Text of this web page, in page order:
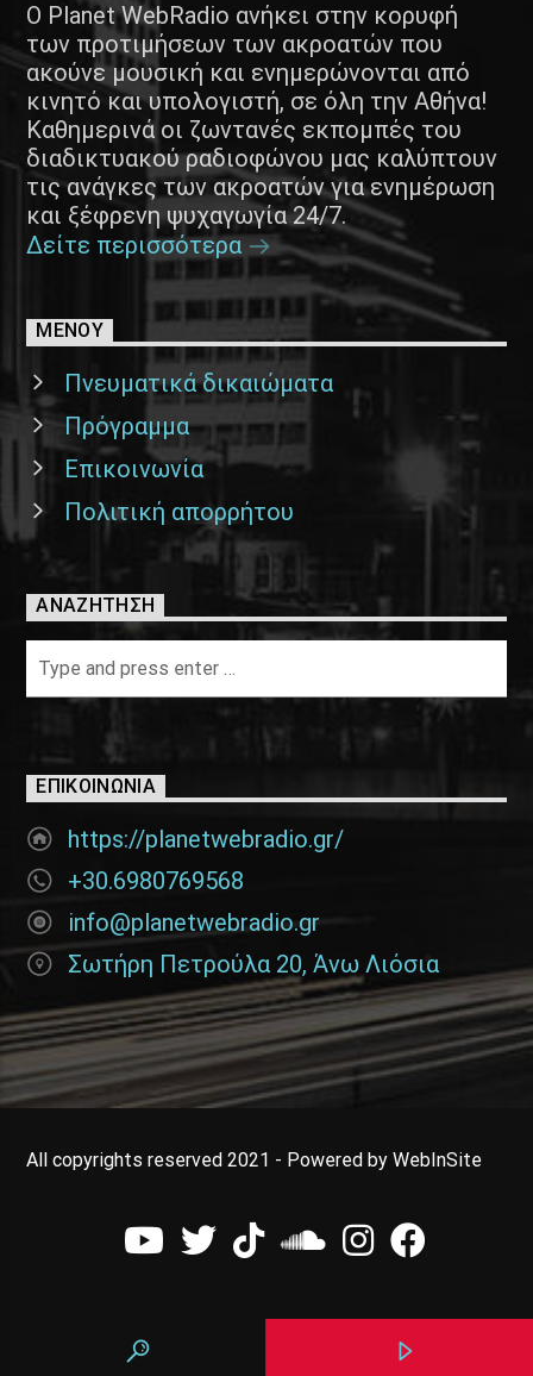
Ο Planet WebRadio ανήκει στην κορυφή
των προτιμήσεων των ακροατών που
ακούνε μουσική και ενημερώνονται από
κινητό και υπολογιστή, σε όλη την Αθήνα!
Καθημερινά οι ζωντανές εκπομπές του
διαδικτυακού ραδιοφώνου μας καλύπτουν
τις ανάγκες των ακροατών για ενημέρωση
και ξέφρενη ψυχαγωγία 24/7.
Δείτε περισσότερα
ΜΕΝΟΥ
Πνευματικά δικαιώματα
Πρόγραμμα
Επικοινωνία
Πολιτική απορρήτου
ΑΝΑΖΉΤΗΣΗ
ΕΠΙΚΟΙΝΩΝΊΑ
https://planetwebradio.gr/
+30.6980769568
info@planetwebradio.gr
Σωτήρη Πετρούλα 20, Άνω Λιόσια
All copyrights reserved 2021 - Powered by WebInSite